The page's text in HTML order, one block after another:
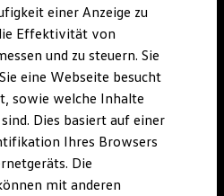
R Experience
einer Anzeige zu
Effektivität von
und zu steuern. Sie
eine Webseite besucht
sowie welche Inhalte
Dies basiert auf einer
Ihres Browsers
Die
mit anderen